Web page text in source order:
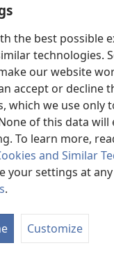
the best possible
technologies.
our website
accept or decline
which we use only
of this data will
To learn more,
and Similar
your settings at
.
Customize
u ta va
, xana a hi
yi gade
a ku ekaH.ya
wenaH. ya
nah.handle ka
a vah. ku fikela
,Ps 73:28
Wena la endleke
ku tekana eH.ntsena
Dn 11:11
ta susumetana ni
,Dn 11:7
ta yi hlasela